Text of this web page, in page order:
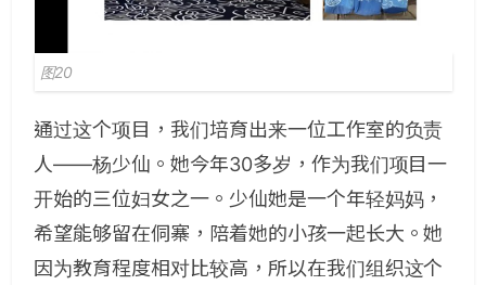
图20
通过这个项目，我们培育出来一位工作室的负责
人——杨少仙。她今年30多岁，作为我们项目一
开始的三位妇女之一。少仙她是一个年轻妈妈，
希望能够留在侗寨，陪着她的小孩一起长大。她
因为教育程度相对比较高，所以在我们组织这个